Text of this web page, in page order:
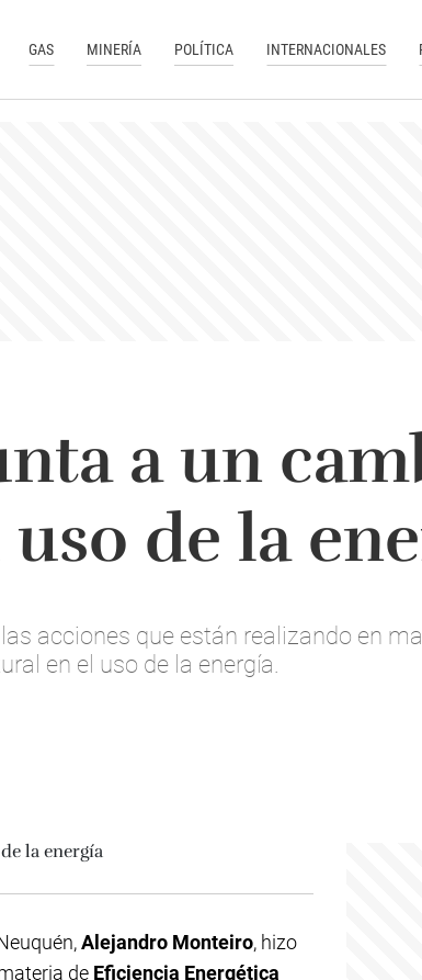
GAS MINERÍA POLÍTICA INTERNACIONALES
a un
de la
acciones que están realizando en
en el uso de la energía.
Alejandro Monteiro, hizo
de Eficiencia Energética